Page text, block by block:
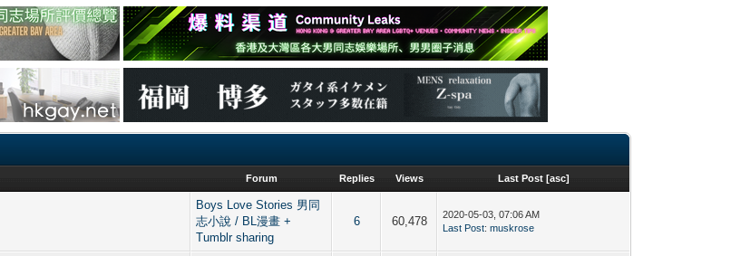
Forum Replies Views Last Post [asc]
Boys Love Stories 男同
志小說 / BL漫畫 +
Tumblr sharing
6 60,478
2020-05-03, 07:06 AM
Last Post:muskrose